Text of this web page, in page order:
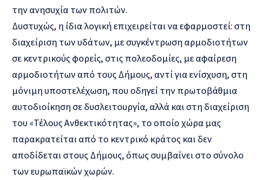
την ανησυχία των πολιτών.
Δυστυχώς, η ίδια λογική επιχειρείται να εφαρμοστεί: στη
διαχείριση των υδάτων, με συγκέντρωση αρμοδιοτήτων
σε κεντρικούς φορείς, στις πολεοδομίες, με αφαίρεση
αρμοδιοτήτων από τους Δήμους, αντί για ενίσχυση, στη
μόνιμη υποστελέχωση, που οδηγεί την πρωτοβάθμια
αυτοδιοίκηση σε δυσλειτουργία, αλλά και στη διαχείριση
του «Τέλους Ανθεκτικότητας», το οποίο χώρα μας
παρακρατείται από το κεντρικό κράτος και δεν
αποδίδεται στους Δήμους, όπως συμβαίνει στο σύνολο
των ευρωπαϊκών χωρών.